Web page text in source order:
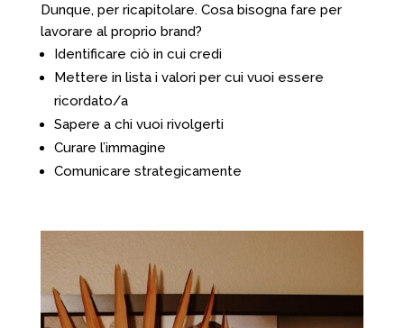
Dunque, per ricapitolare. Cosa bisogna fare per
lavorare al proprio brand?
Identificare ciò in cui credi
Mettere in lista i valori per cui vuoi essere
ricordato/a
Sapere a chi vuoi rivolgerti
Curare l’immagine
Comunicare strategicamente